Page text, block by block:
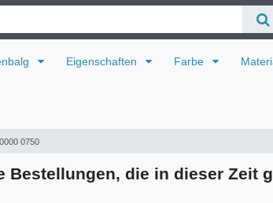
Eigenschaften Farbe
0750
Bestellungen, die in dieser Zeit